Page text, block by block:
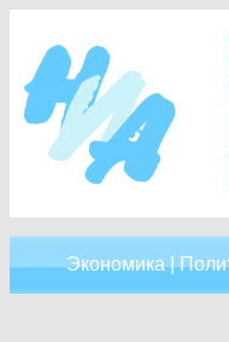
Экономика|